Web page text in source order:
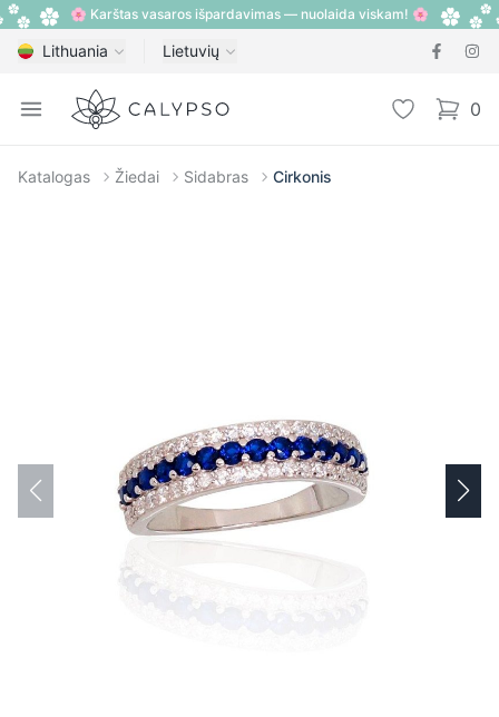
🌸 Karštas vasaros išpardavimas — nuolaida viskam! 🌸
Lithuania Lietuvių
Open menu
Calypso 0
items
Katalogas Žiedai Sidabras Cirkonis